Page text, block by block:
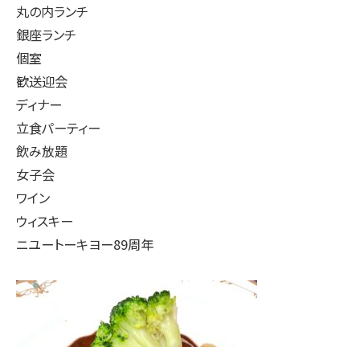
丸の内ランチ
銀座ランチ
個室
歓送迎会
ディナー
立食パーティー
飲み放題
女子会
ワイン
ウィスキー
ニユートーキヨー89周年